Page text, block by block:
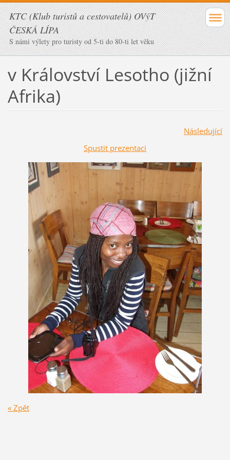
KTC (Klub turistů a cestovatelů) OVýT
ČESKÁ LÍPA
S námi výlety pro turisty od 5-ti do 80-ti let věku
v Království Lesotho (jižní
Afrika)
Následující
Spustit prezentaci
« Zpět